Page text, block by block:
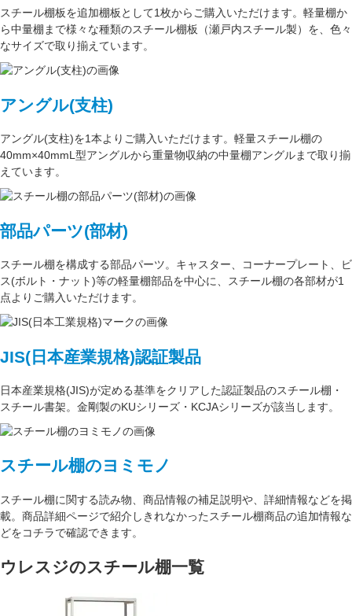
スチール棚板を追加棚板 として1枚からご購入いただけます。軽量棚か
ら中量棚まで様々な種類のスチール棚板（瀬戸内スチール製）を、色々
なサイズで取り揃えています。
アングル(支柱)
アングル(支柱)を1本よりご購入いただけます。軽量スチール棚の
40mm×40mmL型アングルから重量物収納の中量棚アングルまで取り揃
えています。
部品パーツ(部材)
スチール棚を構成する部品パーツ。 キャスター コーナープレート
ビ
ス(ボルト・ナット)等の軽量棚部品を中心に、スチール棚の各部材が1
点よりご購入いただけます。
JIS(日本産業規格)認証製品
日本産業規格(JIS)が定める基準をクリアした認証製品のスチール棚・
スチール書架。金剛製のKUシリーズ・KCJAシリーズが該当します。
スチール棚のヨミモノ
スチール棚に関する読み物、商品情報の補足説明や、詳細情報などを掲
載。商品詳細ページで紹介しきれなかったスチール棚商品の追加情報な
どをコチラで確認できます。
ウレスジのスチール棚一覧